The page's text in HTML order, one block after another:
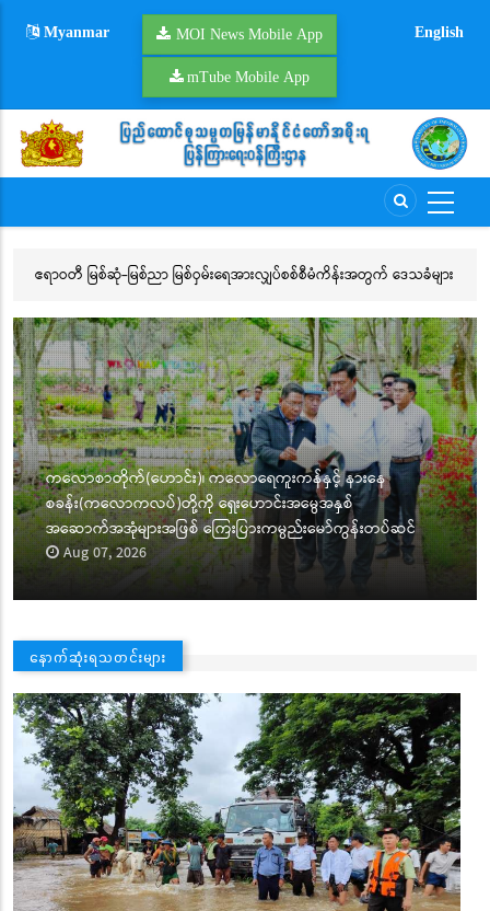
Myanmar MOI News Mobile App
mTube Mobile App
English
ာဝတီ မြစ်ဆုံ-မြစ်ညာ မြစ်ဝှမ်းရေအားလျှပ်စစ်စီမံကိန်းအတွက် ဒေသခံများ
Esports
ကလောစာတိုက်(ဟောင်း)၊ ကလောရေကူးကန်နှင့် နားနေ
စခန်း(ကလောကလပ်)တို့ကို ရှေးဟောင်းအမွေအနှစ်
အဆောက်အအုံများအဖြစ် ကြေးပြားကမ္ပည်းမော်ကွန်းတပ်ဆင်
Aug 07, 2026
နောက်ဆုံးရသတင်းများ